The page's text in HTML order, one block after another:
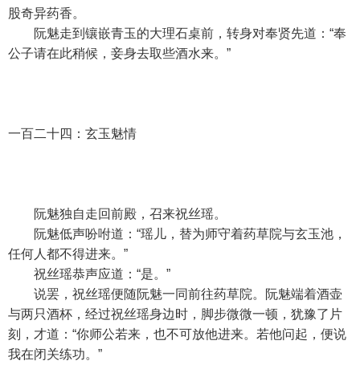
股奇异药香。
阮魅走到镶嵌青玉的大理石桌前，转身对奉贤先道：“奉
公子请在此稍候，妾身去取些酒水来。”
一百二十四：玄玉魅情
阮魅独自走回前殿，召来祝丝瑶。
阮魅低声吩咐道：“瑶儿，替为师守着药草院与玄玉池，
任何人都不得进来。”
祝丝瑶恭声应道：“是。”
说罢，祝丝瑶便随阮魅一同前往药草院。阮魅端着酒壶
与两只酒杯，经过祝丝瑶身边时，脚步微微一顿，犹豫了片
刻，才道：“你师公若来，也不可放他进来。若他问起，便说
我在闭关练功。”